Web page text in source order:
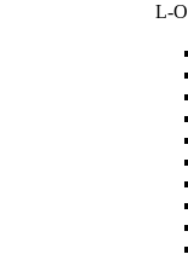
L-O